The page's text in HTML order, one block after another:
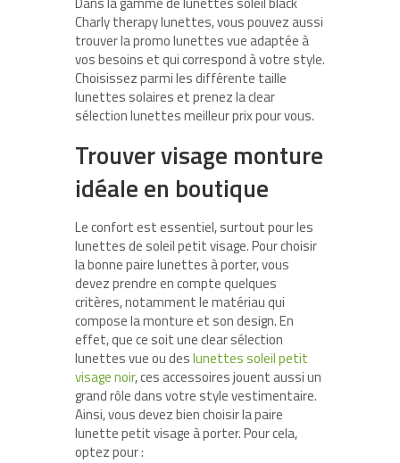
Charly therapy lunettes, vous pouvez aussi
trouver la promo lunettes vue adaptée à
vos besoins et qui correspond à votre style.
Choisissez parmi les différente taille
lunettes solaires et prenez la clear
sélection lunettes meilleur prix pour vous.
Trouver visage monture
idéale en boutique
Le confort est essentiel, surtout pour les
lunettes de soleil petit visage. Pour choisir
la bonne paire lunettes à porter, vous
devez prendre en compte quelques
critères, notamment le matériau qui
compose la monture et son design. En
effet, que ce soit une clear sélection
lunettes vue ou deslunettes soleil petit
visage noir, ces accessoires jouent aussi un
grand rôle dans votre style vestimentaire.
Ainsi, vous devez bien choisir la paire
lunette petit visage à porter. Pour cela,
optez pour :